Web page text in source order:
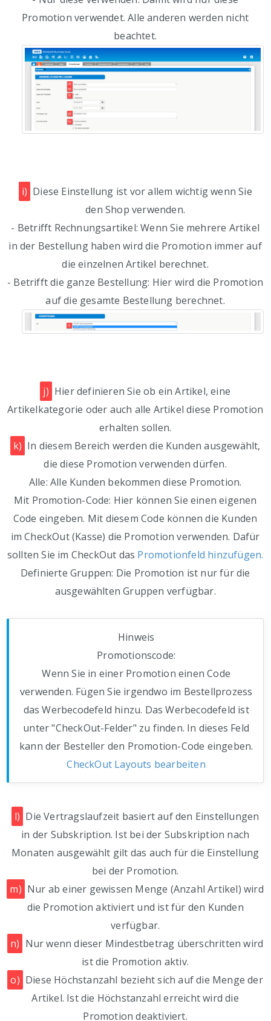
Promotion verwendet. Alle anderen werden nicht
beachtet.
i) Diese Einstellung ist vor allem wichtig wenn Sie
den Shop verwenden.
- Betrifft Rechnungsartikel: Wenn Sie mehrere Artikel
in der Bestellung haben wird die Promotion immer auf
die einzelnen Artikel berechnet.
- Betrifft die ganze Bestellung: Hier wird die Promotion
auf die gesamte Bestellung berechnet.
j) Hier definieren Sie ob ein Artikel, eine
Artikelkategorie oder auch alle Artikel diese Promotion
erhalten sollen.
k) In diesem Bereich werden die Kunden ausgewählt,
die diese Promotion verwenden dürfen.
Alle: Alle Kunden bekommen diese Promotion.
Mit Promotion-Code: Hier können Sie einen eigenen
Code eingeben. Mit diesem Code können die Kunden
im CheckOut (Kasse) die Promotion verwenden. Dafür
sollten Sie im CheckOut das Promotionfeld hinzufügen.
Definierte Gruppen: Die Promotion ist nur für die
ausgewählten Gruppen verfügbar.
Hinweis
Promotionscode:
Wenn Sie in einer Promotion einen Code
verwenden. Fügen Sie irgendwo im Bestellprozess
das Werbecodefeld hinzu. Das Werbecodefeld ist
unter "CheckOut-Felder" zu finden. In dieses Feld
kann der Besteller den Promotion-Code eingeben.
CheckOut Layouts bearbeiten
l) Die Vertragslaufzeit basiert auf den Einstellungen
in der Subskription. Ist bei der Subskription nach
Monaten ausgewählt gilt das auch für die Einstellung
bei der Promotion.
m) Nur ab einer gewissen Menge (Anzahl Artikel) wird
die Promotion aktiviert und ist für den Kunden
verfügbar.
n) Nur wenn dieser Mindestbetrag überschritten wird
ist die Promotion aktiv.
o) Diese Höchstanzahl bezieht sich auf die Menge der
Artikel. Ist die Höchstanzahl erreicht wird die
Promotion deaktiviert.